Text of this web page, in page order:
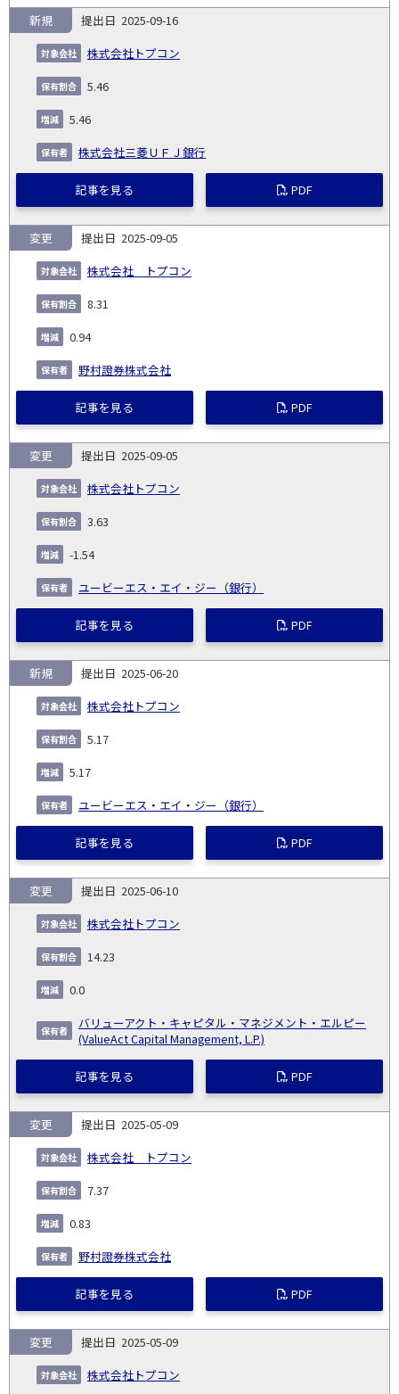
2025-09-16
株式会社トプコン
新規
5.46
5.46
株式会社三菱ＵＦＪ銀行
記事を見る PDF
2025-09-05
株式会社 トプコン
変更
8.31
0.94
野村證券株式会社
記事を見る PDF
2025-09-05
株式会社トプコン
変更
3.63
-1.54
ユービーエス・エイ・ジー（銀行）
記事を見る PDF
2025-06-20
株式会社トプコン
新規
5.17
5.17
ユービーエス・エイ・ジー（銀行）
記事を見る PDF
2025-06-10
株式会社トプコン
変更
14.23
0.0
バリューアクト・キャピタル・マネジメント・エルピー
(ValueAct Capital Management, L.P.)
記事を見る PDF
2025-05-09
株式会社 トプコン
変更
7.37
0.83
野村證券株式会社
記事を見る PDF
2025-05-09
株式会社トプコン
変更